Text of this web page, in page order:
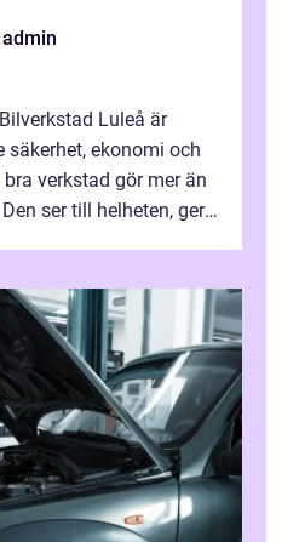
admin
Luleå är
säkerhet, ekonomi och
verkstad gör mer än
ser till helheten, ger